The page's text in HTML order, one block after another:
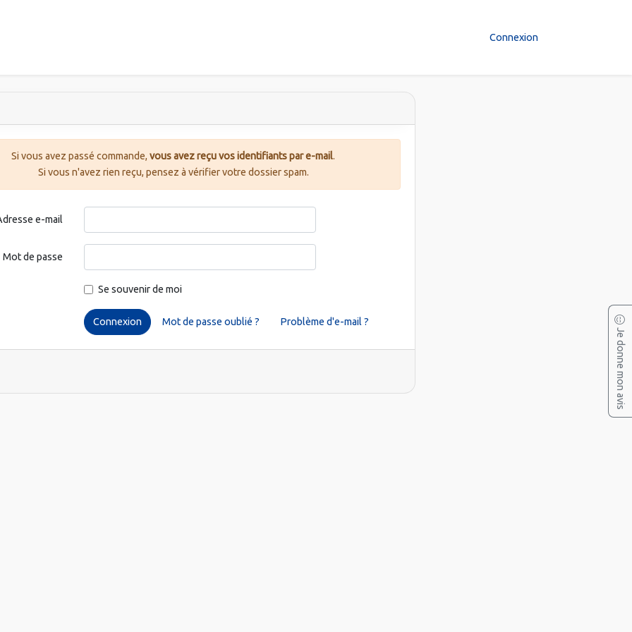
Connexion
Si vous avez passé commande, vous avez reçu vos identifiants par e-mail.
Si vous n'avez rien reçu, pensez à vérifier votre dossier spam.
e-mail
Mot de passe
Se souvenir de moi
Connexion Mot de passe oublié ? Problème d'e-mail ?
Je donne mon avis